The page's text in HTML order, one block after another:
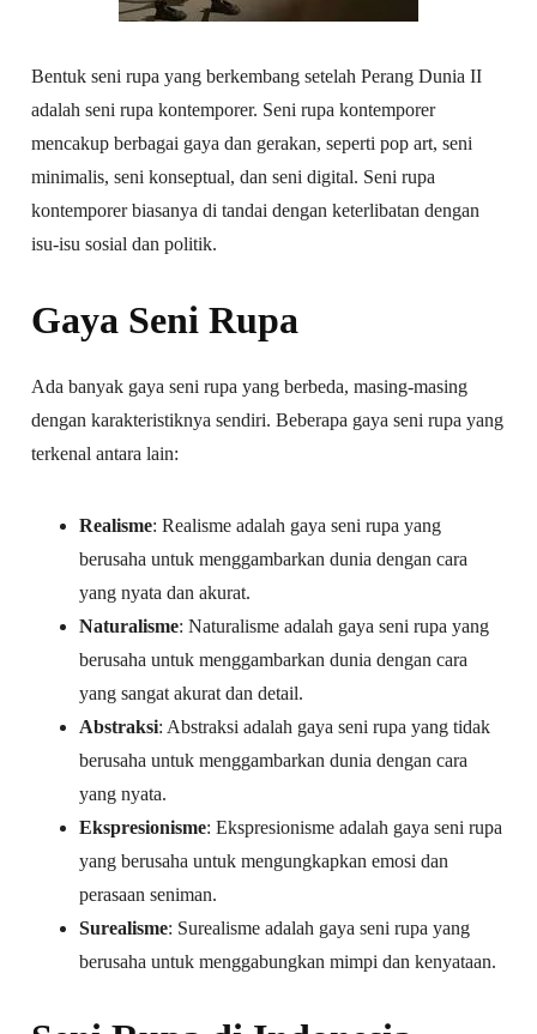
Bentuk seni rupa yang berkembang setelah Perang Dunia II
adalah seni rupa kontemporer. Seni rupa kontemporer
mencakup berbagai gaya dan gerakan, seperti pop art, seni
minimalis, seni konseptual, dan seni digital. Seni rupa
kontemporer biasanya di tandai dengan keterlibatan dengan
isu-isu sosial dan politik.
Gaya Seni Rupa
Ada banyak gaya seni rupa yang berbeda, masing-masing
dengan karakteristiknya sendiri. Beberapa gaya seni rupa yang
terkenal antara lain:
Realisme: Realisme adalah gaya seni rupa yang
berusaha untuk menggambarkan dunia dengan cara
yang nyata dan akurat.
Naturalisme: Naturalisme adalah gaya seni rupa yang
berusaha untuk menggambarkan dunia dengan cara
yang sangat akurat dan detail.
Abstraksi: Abstraksi adalah gaya seni rupa yang tidak
berusaha untuk menggambarkan dunia dengan cara
yang nyata.
Ekspresionisme: Ekspresionisme adalah gaya seni rupa
yang berusaha untuk mengungkapkan emosi dan
perasaan seniman.
Surealisme: Surealisme adalah gaya seni rupa yang
berusaha untuk menggabungkan mimpi dan kenyataan.